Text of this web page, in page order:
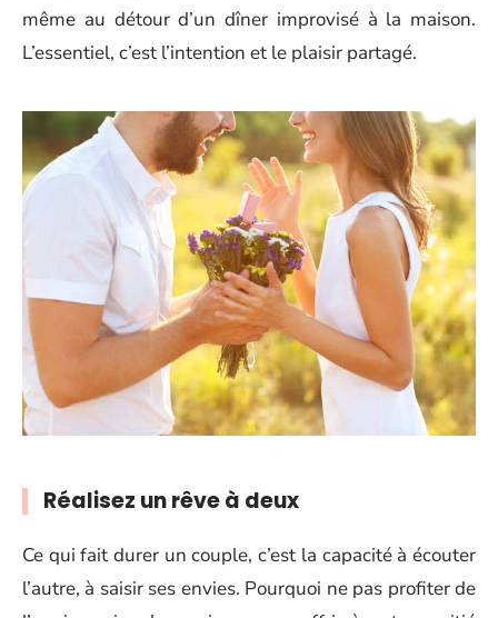
même au détour d’un dîner improvisé à la maison.
L’essentiel, c’est l’intention et le plaisir partagé.
Réalisez un rêve à deux
Ce qui fait durer un couple, c’est la capacité à écouter
l’autre, à saisir ses envies. Pourquoi ne pas profiter de